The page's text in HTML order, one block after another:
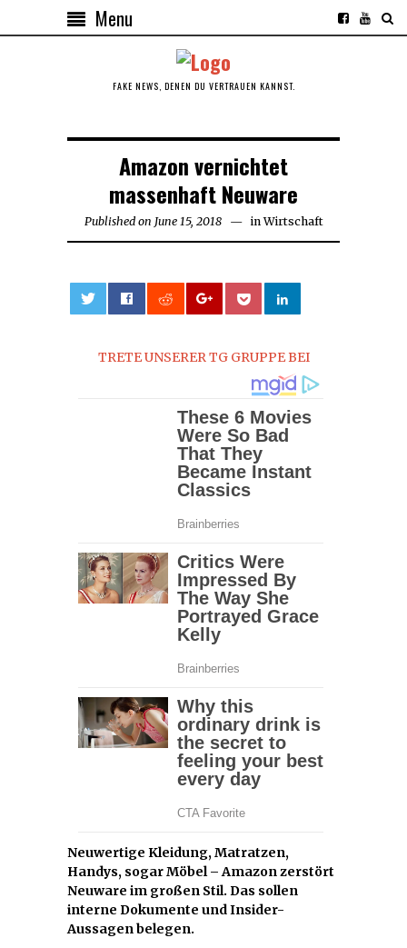
Menu
FAKE NEWS, DENEN DU VERTRAUEN KANNST.
Amazon vernichtet
massenhaft Neuware
Published on June 15, 2018 in Wirtschaft
TRETE UNSERER TG GRUPPE BEI
Neuwertige Kleidung, Matratzen,
Handys, sogar Möbel – Amazon zerstört
Neuware im großen Stil. Das sollen
interne Dokumente und Insider-
Aussagen belegen.